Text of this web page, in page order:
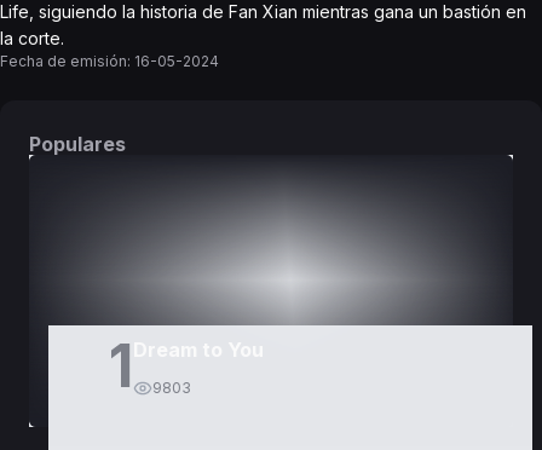
Life, siguiendo la historia de Fan Xian mientras gana un bastión en
la corte.
Fecha de emisión: 16-05-2024
Populares
1 9803